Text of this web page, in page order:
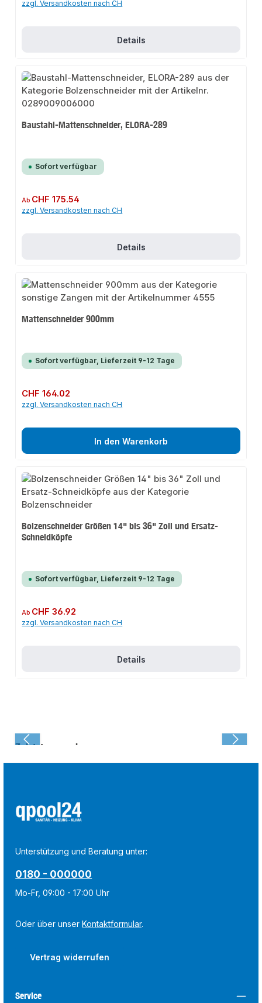
zzgl. Versandkosten nach CH
Details
Baustahl-Mattenschneider, ELORA-289
Sofort verfügbar
Regulärer Preis:
Ab CHF 175.54
zzgl. Versandkosten nach CH
Details
Mattenschneider 900mm
Sofort verfügbar, Lieferzeit 9-12 Tage
Regulärer Preis:
CHF 164.02
zzgl. Versandkosten nach CH
In den Warenkorb
Bolzenschneider Größen 14" bis 36" Zoll und Ersatz-
Schneidköpfe
Sofort verfügbar, Lieferzeit 9-12 Tage
Regulärer Preis:
Ab CHF 36.92
zzgl. Versandkosten nach CH
Details
Zuletzt angesehen:
Unterstützung und Beratung unter:
0180 - 000000
Mo-Fr, 09:00 - 17:00 Uhr
Oder über unserKontaktformular.
Vertrag widerrufen
Service